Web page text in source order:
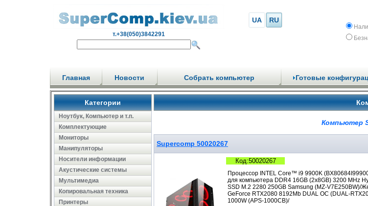
т.+38(050)3842291
UA RU
Главная Новости Собрать компьютер Готовые
Категории
Ноутбук, Компьютер и т.п.
Комплектующие
Мониторы
Манипуляторы
Носители информации
Акустические системы
Мультимедиа
Копировальная техника
Принтеры
Компьютер
Supercomp 50020267
Код:50020267
Процессор INTEL Core™ i9 9900K
для компьютера DDR4 16GB (2x8GB) 3200 MHz
SSD M.2 2280 250GB Samsung (MZ-V7E250BW)/
GeForce RTX2080 8192Mb DUAL OC (DUAL-
1000W (APS-1000CB)/